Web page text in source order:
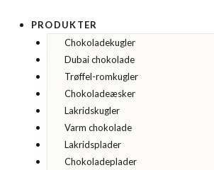
indholdet
PRODUKTER
Chokoladekugler
Dubai chokolade
Trøffel-romkugler
Chokoladeæsker
Lakridskugler
Varm chokolade
Lakridsplader
Chokoladeplader